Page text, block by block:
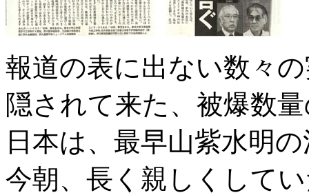
報道の表に出ない数々
隠されて来た、被爆数
日本は、最早山紫水明
今朝、長く親しくして